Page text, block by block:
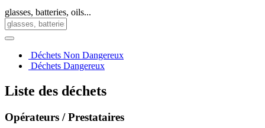
glasses, batteries, oils...
Déchets Non Dangereux
Déchets Dangereux
Liste des déchets
Opérateurs / Prestataires